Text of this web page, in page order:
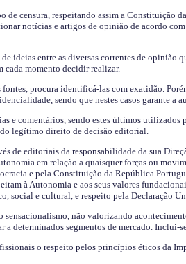
de censura, respeitando assim a Constituição
notícias e artigos de opinião de acordo
ideias entre as diversas correntes de opinião
cada momento decidir realizar.
procura identificá-las com exatidão.
sendo que nestes casos garante a
e comentários, sendo estes últimos utilizados
legítimo direito de decisão editorial.
de editoriais da responsabilidade da sua
em relação a quaisquer forças ou
e pela Constituição da República
à Autonomia e aos seus valores
social e cultural, e respeito pela Declaração
sensacionalismo, não valorizando
a determinados segmentos de mercado.
o respeito pelos princípios éticos da